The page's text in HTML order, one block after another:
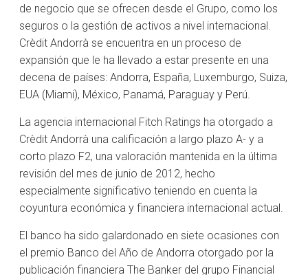
de negocio que se ofrecen desde el Grupo, como los
seguros o la gestión de activos a nivel internacional.
Crèdit Andorrà se encuentra en un proceso de
expansión que le ha llevado a estar presente en una
decena de países: Andorra, España, Luxemburgo, Suiza,
EUA (Miami), México, Panamá, Paraguay y Perú.
La agencia internacional Fitch Ratings ha otorgado a
Crèdit Andorrà una calificación a largo plazo A- y a
corto plazo F2, una valoración mantenida en la última
revisión del mes de junio de 2012, hecho
especialmente significativo teniendo en cuenta la
coyuntura económica y financiera internacional actual.
El banco ha sido galardonado en siete ocasiones con
el premio Banco del Año de Andorra otorgado por la
publicación financiera The Banker del grupo Financial